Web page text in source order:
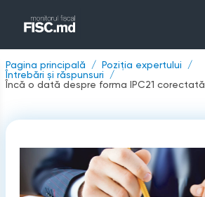
Pagina principală
Poziția expertului
Întrebări și răspunsuri
Încă o dată despre forma IPC21 corectată